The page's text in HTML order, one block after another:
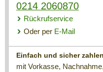
0214 2060870
Rückrufservice
Oder per E-Mail
Einfach und sicher zahlen
mit Vorkasse,